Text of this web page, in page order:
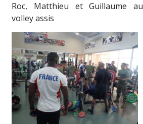
Roc, Matthieu et Guillaume au
volley assis